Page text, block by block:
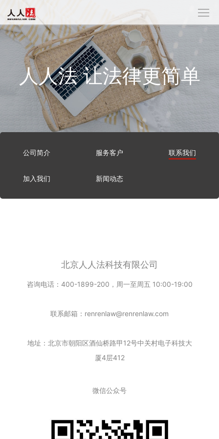
电子签署
档案数字化
法律服务
解决方案
关于人人法
人人法 让法律更简单
公司简介 服务客户 联系我们
加入我们 新闻动态
北京人人法科技有限公司
咨询电话：400-1899-200，周一至周五 10:00-19:00
联系邮箱：renrenlaw@renrenlaw.com
地址：北京市朝阳区酒仙桥路甲12号中关村电子科技大
厦4层412
微信公众号